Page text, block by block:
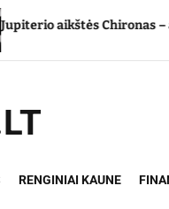
Chironas – atmetimo
RENGINIAI KAUNE